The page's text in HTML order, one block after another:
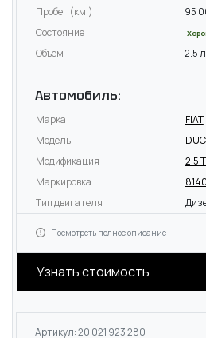
Пробег (км.)
95
Состояние
Объём 2.5
Автомобиль:
Марка
FIAT
Модель
Модификация
2.5
Маркировка
Тип двигателя
Посмотреть полное описание
Узнать стоимость
Артикул: 20 021 923 280